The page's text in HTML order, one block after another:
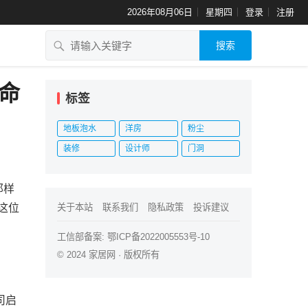
2026年08月06日 星期四 登录 注册
搜索
样
位
启
标签
地板泡水 洋房 粉尘
装修 设计师 门洞
关于本站 联系我们 隐私政策 投诉建议
工信部备案: 鄂ICP备2022005553号-10
© 2024 家居网 · 版权所有